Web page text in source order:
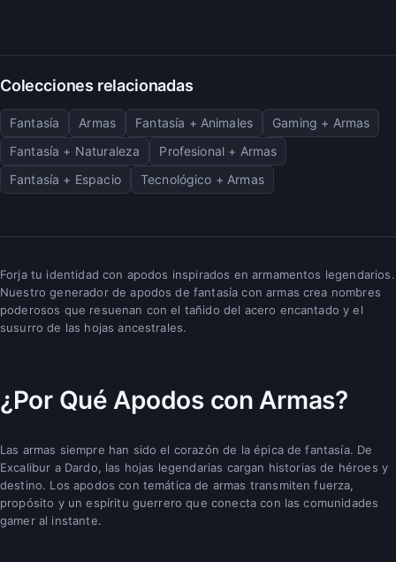
Colecciones relacionadas
Fantasía Armas Fantasía + Animales
Gaming + Armas
Fantasía + Naturaleza
Profesional + Armas
Fantasía + Espacio
Tecnológico + Armas
Forja tu identidad con apodos inspirados en armamentos legendarios.
Nuestro generador de apodos de fantasía con armas crea nombres
poderosos que resuenan con el tañido del acero encantado y el
susurro de las hojas ancestrales.
¿Por Qué Apodos con Armas?
Las armas siempre han sido el corazón de la épica de fantasía. De
Excalibur a Dardo, las hojas legendarias cargan historias de héroes y
destino. Los apodos con temática de armas transmiten fuerza,
propósito y un espíritu guerrero que conecta con las comunidades
gamer al instante.